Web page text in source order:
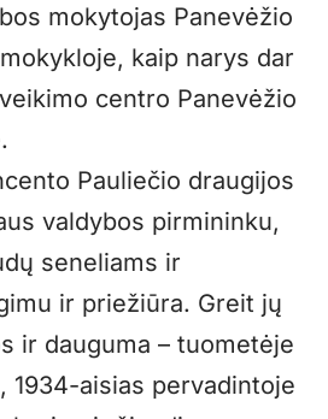
mokytojas Panevėžio
kaip narys dar
centro Panevėžio
Pauliečio draugijos
valdybos pirmininku,
seneliams ir
ir priežiūra. Greit jų
ir dauguma – tuometėje
1934-aisias pervadintoje